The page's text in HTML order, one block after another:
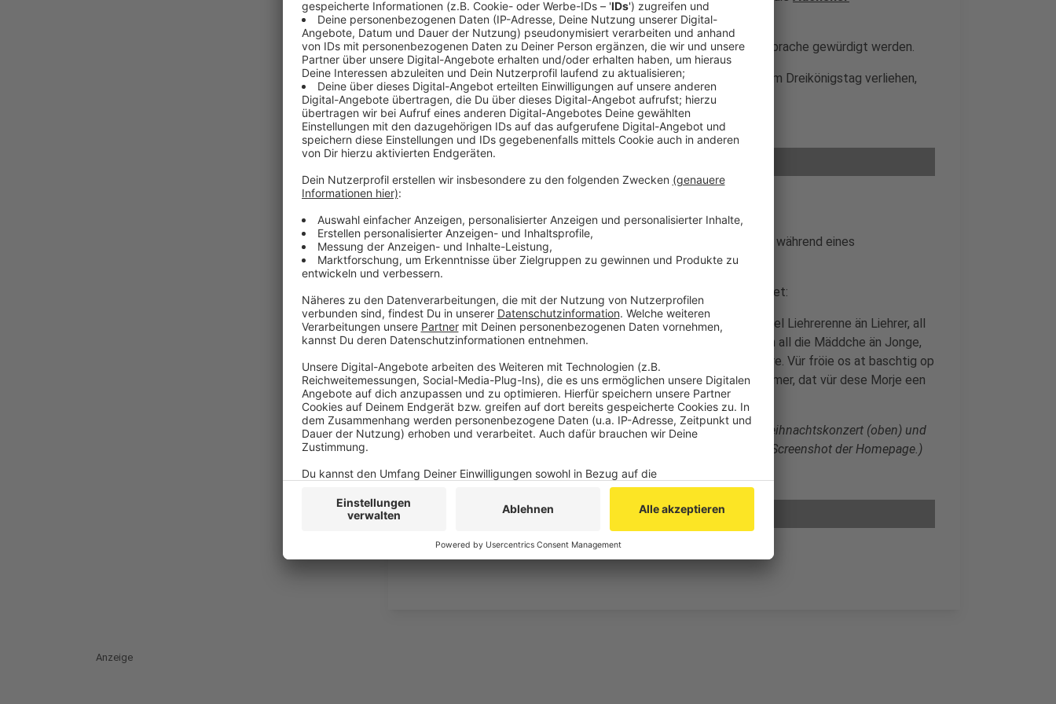
Domsingschuleund ihre Leiterin Irma Wüller.
Damit sollen die Verdienste der Schule um die Aachener Heimatsprache gewürdigt werden.
Die Auszeichnung ist mit 2.000 Euro dotiert und wird traditionell am Dreikönigstag verliehen,
also im nächsten Jahr am 6. Januar.
Anzeige
© Stadt Aachen/Andreas Herrmann
Anzeige
Angetragen wurde der Preis der Domsingschule als Überraschung während eines
Gottesdienstes im Aachener Dom.
Danach hat man auf Facebook in Öcher Platt diesen Text gepostet:
"Vür jrateliere va Hazze de Direktorin Irma Wüller, ene janze Rammel Liehrerenne än Liehrer, all
die Fraulüüh än Mannslüüh, die een de Duemsengschuel weärke än all die Mäddche än Jonge,
die jedder Daag doe jet för et Leäve än janz vööl Öcher Platt liehre. Vür fröie os at baschtig op
dr Dreijkönnegsdaag 2026. Merssi aan Dompropst Rolf-Peter Cremer, dat vür dese Morje een
et Mönster der nöie Priisdräjer övverrasche kuente."
(Auf den Fotos seht Ihr die Domsingschule in Aktion bei einem Weihnachtskonzert (oben) und
bei der Thouet-Preisverleihung 2020 (Mitte), dazu unten noch ein Screenshot der Homepage.)
Anzeige
Screenshot https://www.domsingschule-aachen.de/
Anzeige